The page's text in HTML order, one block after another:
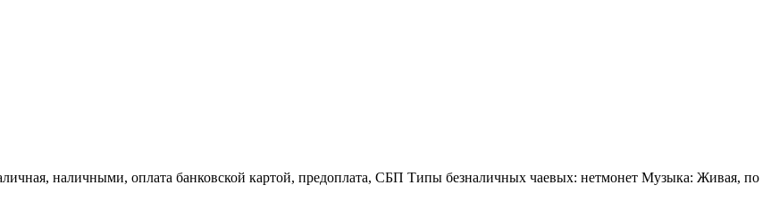
наличными, оплата банковской картой, предоплата, СБП Типы безналичных чаевых: нетмонет Музыка: Живая, по